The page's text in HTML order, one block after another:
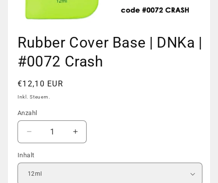
in
Modal
öffnen
Rubber Cover Base | DNKa |
#0072 Crash
Normaler
Preis
€12,10 EUR
Inkl. Steuern.
Anzahl
Anzahl
Verringere
die
Menge
für
Rubber
Erhöhe
die
für
Inhalt